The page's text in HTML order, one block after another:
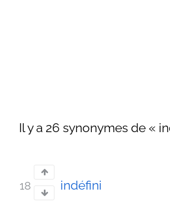
Il y a 26 synonymes de «
18 indéfini